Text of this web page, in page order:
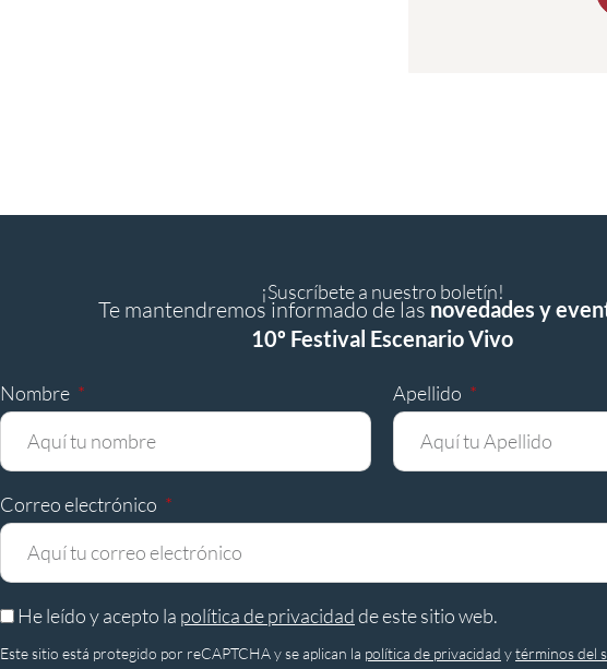
¡Suscríbete a nuestro boletín!
Te mantendremos informado de las novedades y
10º Festival Escenario Vivo
Nombre Apellido
Correo electrónico
He leído y acepto la política de privacidadde este sitio web.
Este sitio está protegido por reCAPTCHA y se aplican la política de privacidad ytérminos del